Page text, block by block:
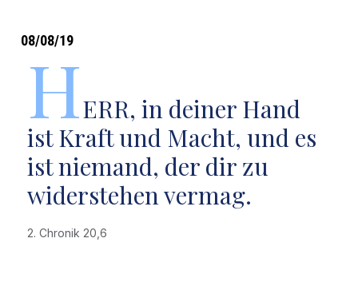
08/08/19
HERR, in deiner Hand
ist Kraft und Macht, und es
ist niemand, der dir zu
widerstehen vermag.
2. Chronik 20,6